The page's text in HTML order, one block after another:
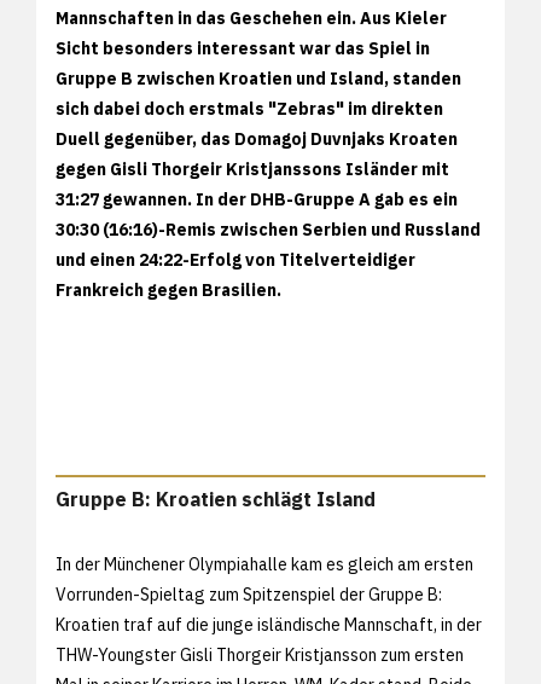
Mannschaften in das Geschehen ein. Aus Kieler
Sicht besonders interessant war das Spiel in
Gruppe B zwischen Kroatien und Island, standen
sich dabei doch erstmals "Zebras" im direkten
Duell gegenüber, das Domagoj Duvnjaks Kroaten
gegen Gisli Thorgeir Kristjanssons Isländer mit
31:27 gewannen. In der DHB-Gruppe A gab es ein
30:30 (16:16)-Remis zwischen Serbien und Russland
und einen 24:22-Erfolg von Titelverteidiger
Frankreich gegen Brasilien.
Gruppe B: Kroatien schlägt Island
In der Münchener Olympiahalle kam es gleich am ersten
Vorrunden-Spieltag zum Spitzenspiel der Gruppe B:
Kroatien traf auf die junge isländische Mannschaft, in der
THW-Youngster Gisli Thorgeir Kristjansson zum ersten